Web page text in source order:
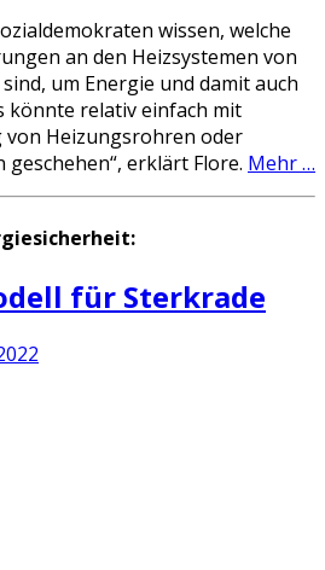
wissen, welche
an den Heizsystemen von
um Energie und damit auch
könnte relativ einfach mit
von Heizungsrohren oder
erklärt Flore. Mehr …
für Sterkrade